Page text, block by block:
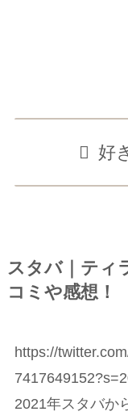
好
スタバ｜ティ
コミや感想！
https://
2021年スタバか